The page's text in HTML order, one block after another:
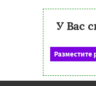
У Вас